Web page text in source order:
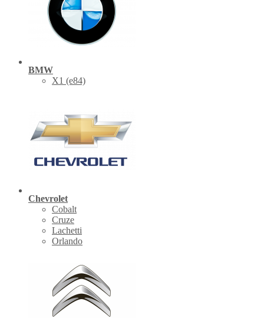
BMW
X1 (е84)
Chevrolet
Cobalt
Cruze
Lachetti
Orlando